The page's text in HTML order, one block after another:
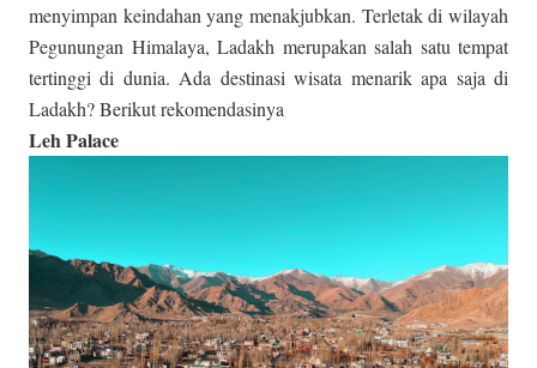
menyimpan keindahan yang menakjubkan. Terletak di wilayah
Pegunungan Himalaya, Ladakh merupakan salah satu tempat
tertinggi di dunia. Ada destinasi wisata menarik apa saja di
Ladakh? Berikut rekomendasinya
Leh Palace